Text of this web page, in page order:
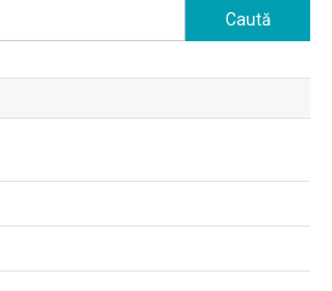
Caută
după: